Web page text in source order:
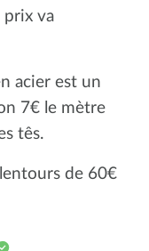
prix va
acier est un
7€ le mètre
tês.
de 60€